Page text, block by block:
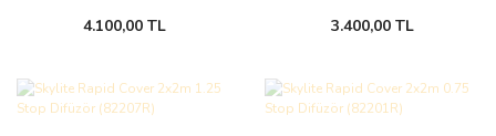
4.100,00 TL 3.400,00 TL